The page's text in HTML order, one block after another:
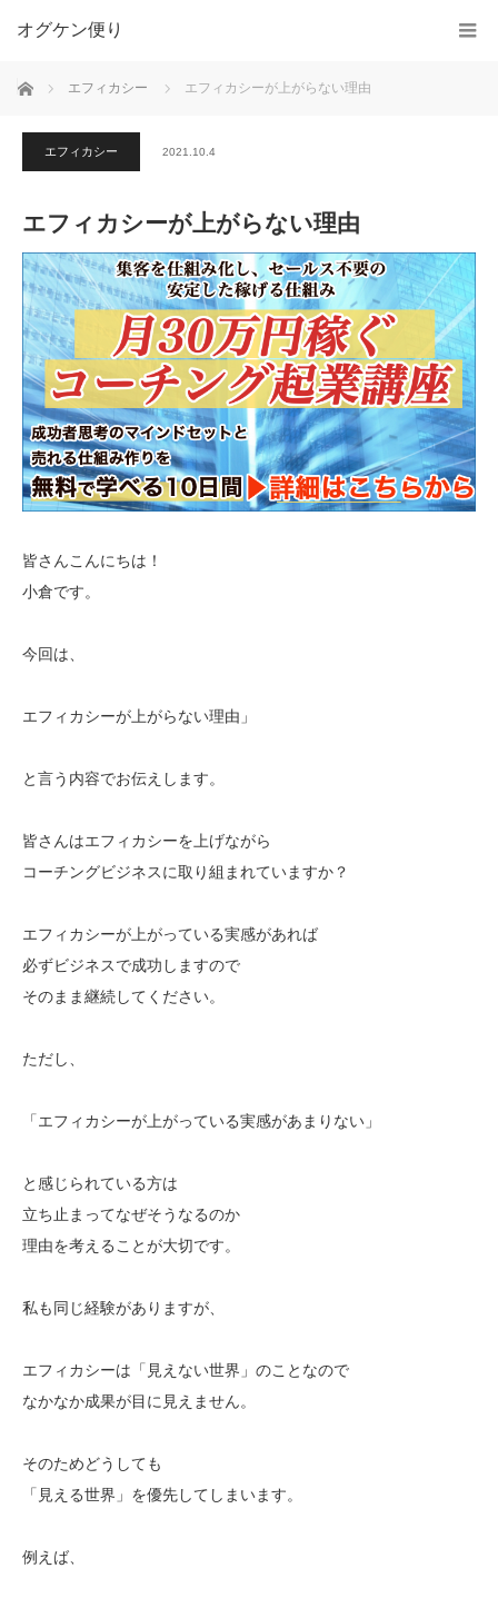
オグケン便り
ホーム エフィカシー エフィカシーが上がらない理由
エフィカシー 2021.10.4
エフィカシーが上がらない理由
皆さんこんにちは！
小倉です。
今回は、
エフィカシーが上がらない理由」
と言う内容でお伝えします。
皆さんはエフィカシーを上げながら
コーチングビジネスに取り組まれていますか？
エフィカシーが上がっている実感があれば
必ずビジネスで成功しますので
そのまま継続してください。
ただし、
「エフィカシーが上がっている実感があまりない」
と感じられている方は
立ち止まってなぜそうなるのか
理由を考えることが大切です。
私も同じ経験がありますが、
エフィカシーは「見えない世界」のことなので
なかなか成果が目に見えません。
そのためどうしても
「見える世界」を優先してしまいます。
例えば、